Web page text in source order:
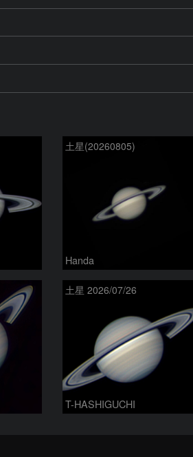
土星(20260805)
Handa
土星 2026/07/26
T-HASHIGUCHI